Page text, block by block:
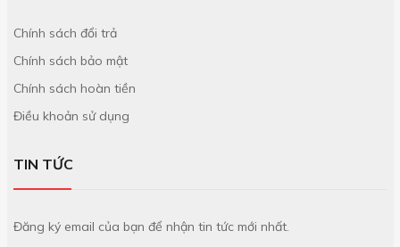
Chính sách đổi trả
Chính sách bảo mật
Chính sách hoàn tiền
Điều khoản sử dụng
TIN TỨC
Đăng ký email của bạn để nhận tin tức mới nhất.